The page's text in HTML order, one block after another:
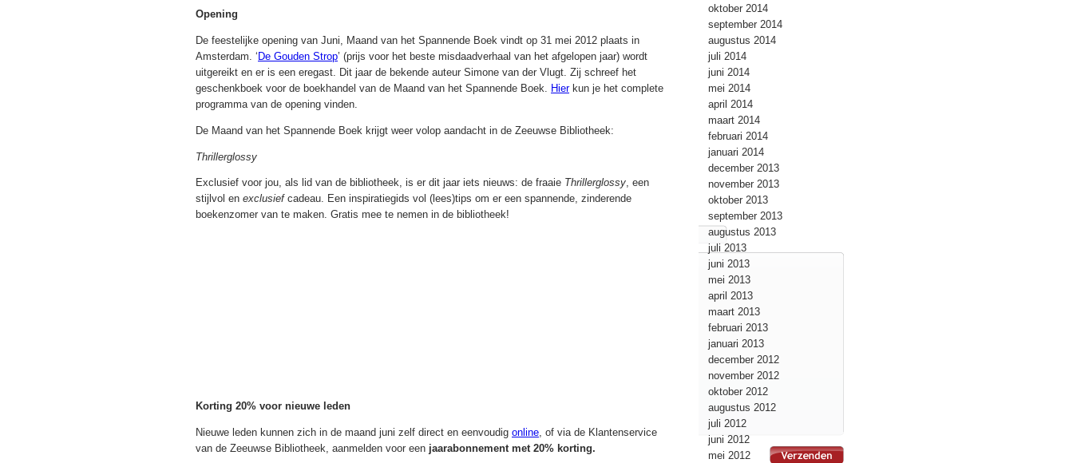
Opening
De feestelijke opening van Juni, Maand van het Spannende Boek vindt op 31 mei 2012 plaats in
Amsterdam. ‘ De Gouden Strop’ (prijs voor het beste misdaadverhaal van het afgelopen jaar) wordt
uitgereikt en er is een eregast. Dit jaar de bekende auteur Simone van der Vlugt. Zij schreef het
geschenkboek voor de boekhandel van de Maand van het Spannende Boek.
Hierkun je het complete
programma van de opening vinden.
De Maand van het Spannende Boek krijgt weer volop aandacht in de Zeeuwse Bibliotheek:
Thrillerglossy
Exclusief voor jou, als lid van de bibliotheek, is er dit jaar iets nieuws: de fraaie Thrillerglossy, een
stijlvol en exclusiefcadeau. Een inspiratiegids vol (lees)tips om er een spannende, zinderende
boekenzomer van te maken. Gratis mee te nemen in de bibliotheek!
Korting 20% voor nieuwe leden
Nieuwe leden kunnen zich in de maand juni zelf direct en eenvoudig online , of via de Klantenservice
van de Zeeuwse Bibliotheek, aanmelden voor een jaarabonnement met 20% korting.
oktober 2014
september 2014
augustus 2014
juli 2014
juni 2014
mei 2014
april 2014
maart 2014
februari 2014
januari 2014
december 2013
november 2013
oktober 2013
september 2013
augustus 2013
juli 2013
juni 2013
mei 2013
april 2013
maart 2013
februari 2013
januari 2013
december 2012
november 2012
oktober 2012
augustus 2012
juli 2012
juni 2012
mei 2012